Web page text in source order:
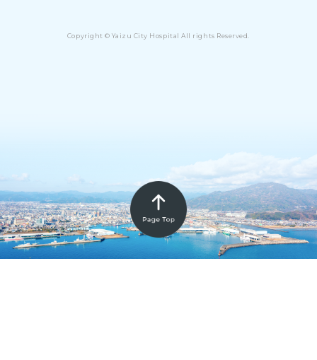
Copyright © Yaizu City Hospital All rights Reserved.